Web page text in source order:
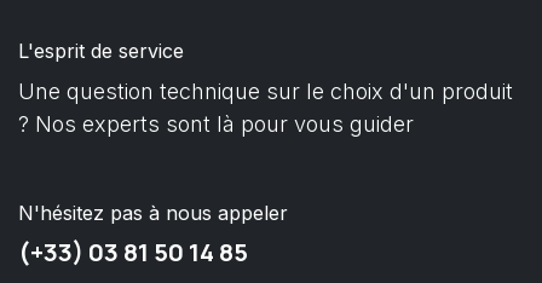
L'esprit de service
Une question technique sur le choix d'un produit
? Nos experts sont là pour vous guider
N'hésitez pas à nous appeler
(+33) 03 81 50 14 85